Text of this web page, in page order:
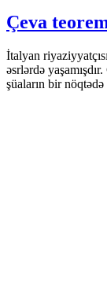
Çeva
İtalyan
əsrlərdə
şüaların bir